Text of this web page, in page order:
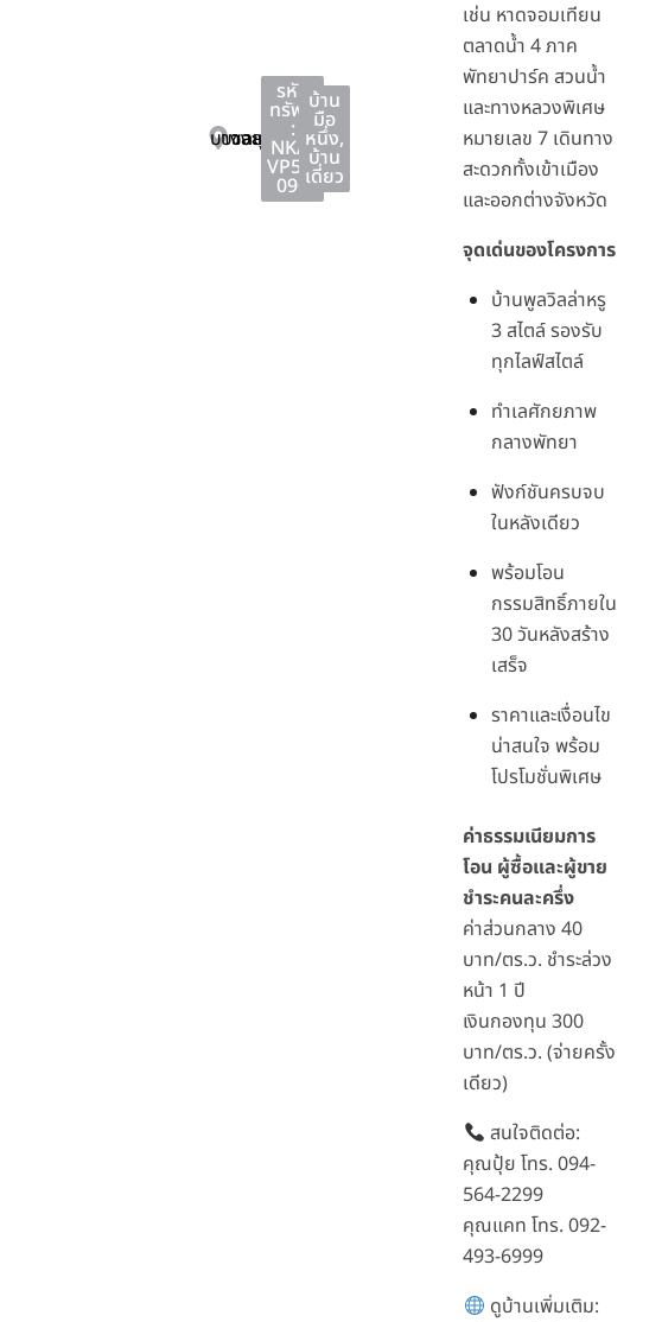
บางละมุง
บางละมุง
ชลบุรี
รหัส
ทรัพย์
:
NKA-
VP51-
096
บ้าน
มือ
หนึ่ง,
บ้าน
เดี่ยว
เช่น หาดจอมเทียน
ตลาดน้ำ 4 ภาค
พัทยาปาร์ค สวนน้ำ
และทางหลวงพิเศษ
หมายเลข 7 เดินทาง
สะดวกทั้งเข้าเมือง
และออกต่างจังหวัด
จุดเด่นของโครงการ
บ้านพูลวิลล่าหรู
3 สไตล์ รองรับ
ทุกไลฟ์สไตล์
ทำเลศักยภาพ
กลางพัทยา
ฟังก์ชันครบจบ
ในหลังเดียว
พร้อมโอน
กรรมสิทธิ์ภายใน
30 วันหลังสร้าง
เสร็จ
ราคาและเงื่อนไข
น่าสนใจ พร้อม
โปรโมชั่นพิเศษ
ค่าธรรมเนียมการ
โอน ผู้ซื้อและผู้ขาย
ชำระคนละครึ่ง
ค่าส่วนกลาง 40
บาท/ตร.ว. ชำระล่วง
หน้า 1 ปี
เงินกองทุน 300
บาท/ตร.ว. (จ่ายครั้ง
เดียว)
สนใจติดต่อ:
คุณปุ้ย โทร. 094-
564-2299
คุณแคท โทร. 092-
493-6999
ดูบ้านเพิ่มเติม: